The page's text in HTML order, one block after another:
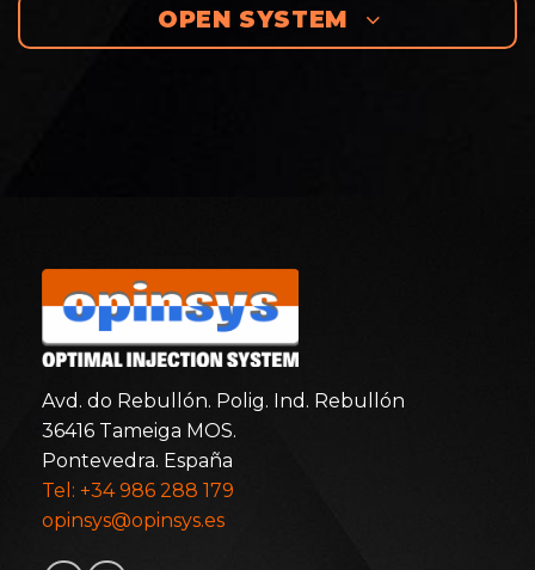
OPEN SYSTEM
Avd. do Rebullón. Polig. Ind. Rebullón
36416 Tameiga MOS.
Pontevedra. España
Tel: +34 986 288 179
opinsys@opinsys.es